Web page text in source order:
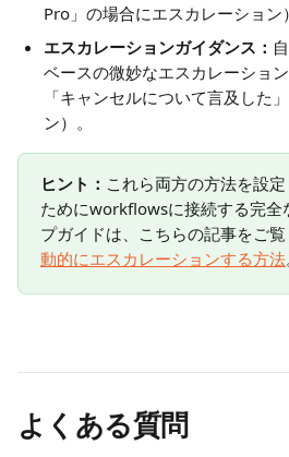
Pro」の場合にエスカレーション
エスカレーションガイダンス：
ベースの微妙なエスカレーショ
「キャンセルについて言及した
ン）。
ヒント： これら両方の方法を設
ためにworkflowsに接続する完全
プガイドは、こちらの記事をご覧
動的にエスカレーションする方法
よくある質問